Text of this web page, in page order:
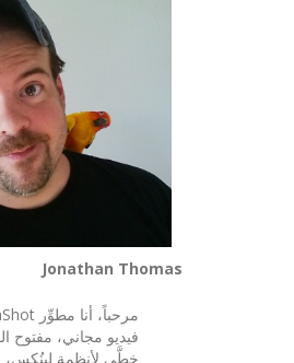
Jonathan Thomas
فيديو مجاني، مفتوح
خطَّي لأنظمة لينُكس،